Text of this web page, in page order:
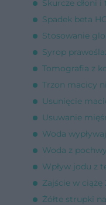
Skurcze dłoni
Spadek beta
Stosowanie
Syrop
Tomografia z
Trzon macicy
Usunięcie
Usuwanie
Woda
Woda z
Wpływ jodu z
Zajście w ciążę
Żółte strupki